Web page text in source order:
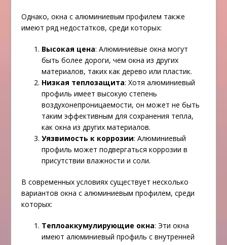
Однако, окна с алюминиевым профилем также
имеют ряд недостатков, среди которых:
Высокая цена: Алюминиевые окна могут
быть более дороги, чем окна из других
материалов, таких как дерево или пластик.
Низкая теплозащита: Хотя алюминиевый
профиль имеет высокую степень
воздухонепроницаемости, он может не быть
таким эффективным для сохранения тепла,
как окна из других материалов.
Уязвимость к коррозии: Алюминиевый
профиль может подвергаться коррозии в
присутствии влажности и соли.
В современных условиях существует несколько
вариантов окна с алюминиевым профилем, среди
которых:
Теплоаккумулирующие окна: Эти окна
имеют алюминиевый профиль с внутренней